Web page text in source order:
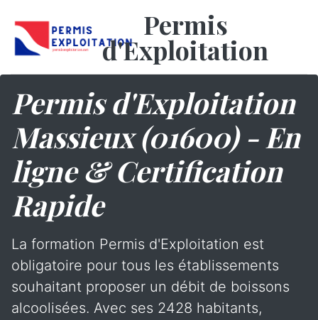
Permis
d'Exploitation
Permis d'Exploitation
Massieux (01600) - En
ligne & Certification
Rapide
La formation Permis d'Exploitation est
obligatoire pour tous les établissements
souhaitant proposer un débit de boissons
alcoolisées. Avec ses 2428 habitants,